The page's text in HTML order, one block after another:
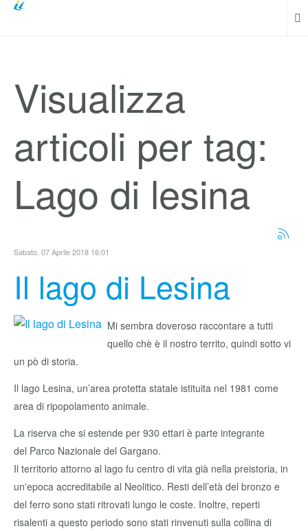
Visualizza
articoli per tag:
Lago di lesina
Sabato, 07 Aprile 2018 16:01
Il lago di Lesina
Mi sembra doveroso raccontare a tutti
quello chè è il nostro territo, quindi sotto vi
un pò di storia.
Il lago Lesina, un’area protetta statale istituita nel 1981 come
area di ripopolamento animale.
La riserva che si estende per 930 ettari è parte integrante
del Parco Nazionale del Gargano.
Il territorio attorno al lago fu centro di vita già nella preistoria, in
un'epoca accreditabile al Neolitico. Resti dell’età del bronzo e
del ferro sono stati ritrovati lungo le coste. Inoltre, reperti
risalenti a questo periodo sono stati rinvenuti sulla collina di